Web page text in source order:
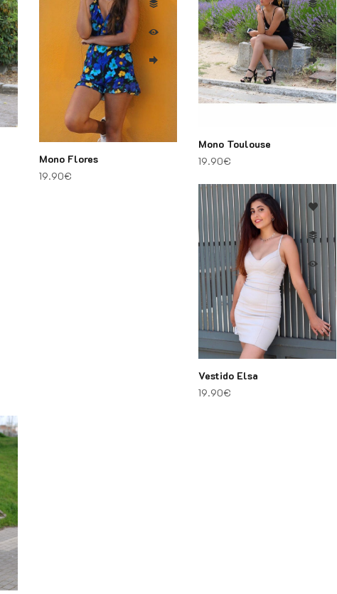
era: 39.90€.
actual es: 29.90€.
Mono Flores
19.90€
Mono Toulouse
19.90€
Vestido Elsa
19.90€